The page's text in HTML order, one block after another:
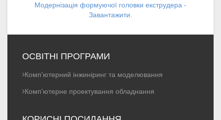
Модернізація формуючої голoвки екструдера -
Завантажити.
ОСВІТНІ ПРОГРАМИ
Комп'ютерний інжиніринг та моделювання
Комп'ютерне проектування обладнання